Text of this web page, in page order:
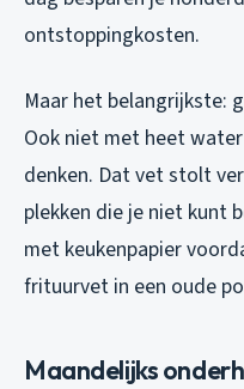
ontstoppingkosten.
Maar het belangrijkste:
Ook niet met heet
denken. Dat vet stolt
plekken die je niet kunt
met keukenpapier
frituurvet in een oude
Maandelijks